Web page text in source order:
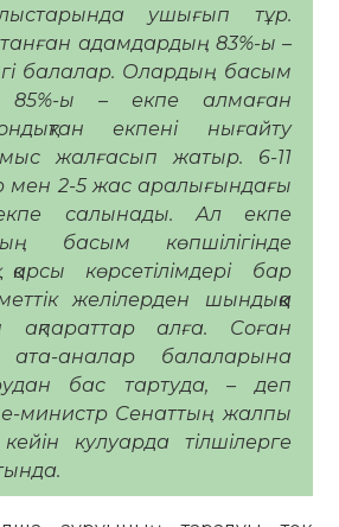
ушығып тұр.
адамдардың 83%-ы –
балалар. Олардың басым
85%-ы – екпе алмаған
екпені нығайту
жалғасып жатыр. 6-11
мен 2-5 жас аралығындағы
салынады. Ал екпе
басым көпшілігінде
көрсетілімдері бар
желілерден шындыққа
ақпараттар алға. Соған
ата-аналар балаларына
бас тартуда, – деп
министр Сенаттың жалпы
кулуарда тілшілерге